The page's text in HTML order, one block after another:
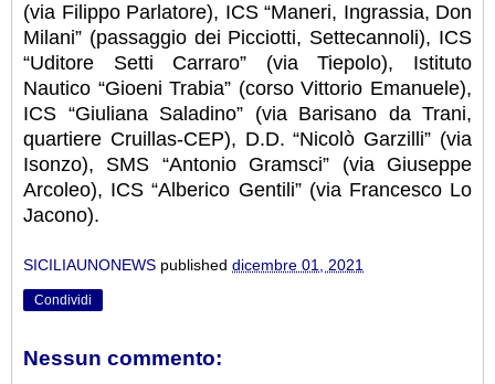
(via Filippo Parlatore), ICS “Maneri, Ingrassia, Don
Milani” (passaggio dei Picciotti, Settecannoli), ICS
“Uditore Setti Carraro” (via Tiepolo), Istituto
Nautico “Gioeni Trabia” (corso Vittorio Emanuele),
ICS “Giuliana Saladino” (via Barisano da Trani,
quartiere Cruillas-CEP), D.D. “Nicolò Garzilli” (via
Isonzo), SMS “Antonio Gramsci” (via Giuseppe
Arcoleo), ICS “Alberico Gentili” (via Francesco Lo
Jacono).
SICILIAUNONEWS published dicembre 01, 2021
Condividi
Nessun commento: